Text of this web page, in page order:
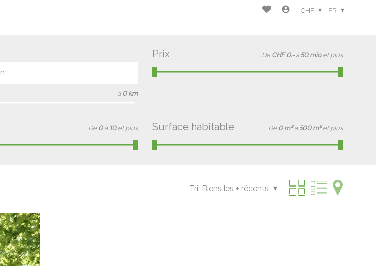
CHF FR
à 0 km
Prix De CHF 0.- à 50 mio et plus
De 0 à 10 et plus Surface habitable De 0 m² à 500 m² et plus
Tri: Biens les + récents